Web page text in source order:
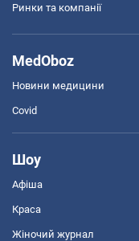
Ринки та компанії
MedOboz
Новини медицини
Covid
Шоу
Афіша
Краса
Жіночий журнал